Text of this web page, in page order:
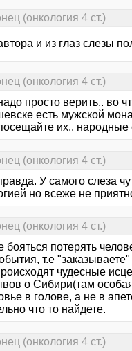
(онкология 4 ст.)
и из глаз слезы
(онкология 4 ст.)
просто верить.. во
есть мужской
их..
(онкология 4 ст.)
У самого слеза
но всеже не
(онкология 4 ст.)
бояться потерять
т.е
чудесные
о Сибири(там
в голове, а не в
что то найдете.
(онкология 4 ст.)